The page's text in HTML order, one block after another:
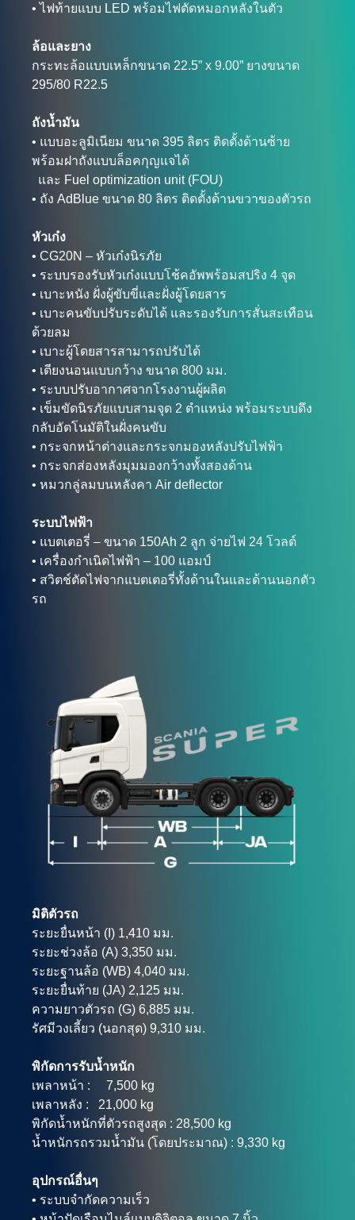
• ไฟท้ายแบบ LED พร้อมไฟตัดหมอกหลังในตัว
ล้อและยาง
กระทะล้อแบบเหล็กขนาด 22.5” x 9.00” ยางขนาด
295/80 R22.5
ถังน้ำมัน
• แบบอะลูมิเนียม ขนาด 395 ลิตร ติดตั้งด้านซ้าย
พร้อมฝาถังแบบล็อคกุญแจได้
และ Fuel optimization unit (FOU)
• ถัง AdBlue ขนาด 80 ลิตร ติดตั้งด้านขวาของตัวรถ
หัวเก๋ง
• CG20N – หัวเก๋งนิรภัย
• ระบบรองรับหัวเก๋งแบบโช้คอัพพร้อมสปริง 4 จุด
• เบาะหนัง ฝั่งผู้ขับขี่และฝั่งผู้โดยสาร
• เบาะคนขับปรับระดับได้ และรองรับการสั่นสะเทือน
ด้วยลม
• เบาะผู้โดยสารสามารถปรับได้
• เตียงนอนแบบกว้าง ขนาด 800 มม.
• ระบบปรับอากาศจากโรงงานผู้ผลิต
• เข็มขัดนิรภัยแบบสามจุด 2 ตำแหน่ง พร้อมระบบดึง
กลับอัตโนมัติในฝั่งคนขับ
• กระจกหน้าต่างและกระจกมองหลังปรับไฟฟ้า
• กระจกส่องหลังมุมมองกว้างทั้งสองด้าน
• หมวกลู่ลมบนหลังคา Air deflector
ระบบไฟฟ้า
• แบตเตอรี่ – ขนาด 150Ah 2 ลูก จ่ายไฟ 24 โวลต์
• เครื่องกำเนิดไฟฟ้า – 100 แอมป์
• สวิตช์ตัดไฟจากแบตเตอรี่ทั้งด้านในและด้านนอกตัว
รถ
มิติตัวรถ
ระยะยื่นหน้า (I) 1,410 มม.
ระยะช่วงล้อ (A) 3,350 มม.
ระยะฐานล้อ (WB) 4,040 มม.
ระยะยื่นท้าย (JA) 2,125 มม.
ความยาวตัวรถ (G) 6,885 มม.
รัศมีวงเลี้ยว (นอกสุด) 9,310 มม.
พิกัดการรับน้ำหนัก
เพลาหน้า : 7,500 kg
เพลาหลัง : 21,000 kg
พิกัดน้ำหนักที่ตัวรถสูงสุด : 28,500 kg
น้ำหนักรถรวมน้ำมัน (โดยประมาณ) : 9,330 kg
อุปกรณ์อื่นๆ
• ระบบจำกัดความเร็ว